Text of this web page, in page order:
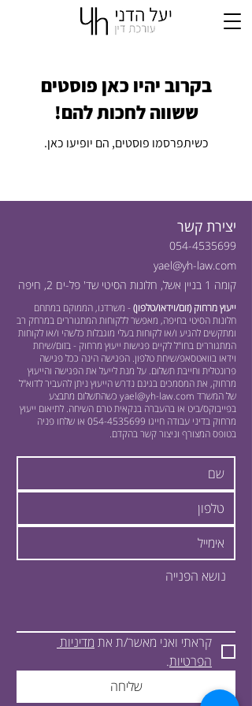
בקרוב יהיו כאן פוסטים
ששווה לחכות להם!
כשיתפרסמו פוסטים, הם יופיעו כאן.
יצירת קשר
054-4535699
yael@yh-law.com
קומה 1 בניין אשל, חלונות הסיטי שד' פל-ים 2, חיפה
ייעוץ מרחוק (זום/וידאו/טלפון)- משרדנו, הממוקם במתחם
חלונות הסיטי בחיפה, מאפשר ללקוחות המתגוררים במרחק רב
ומתקשים להגיע ו/או לקוחות בעלי מוגבלות כלשהי ו/או לקוחות
המתגוררים בחו"ל לקיים פגישות ייעוץ מרחוק - בזום/שיחת
וידאו בוואטסאפ/שיחת טלפון. הפגישה הינה ככל פגישה
פרונטלית וחייבת תשלום. על מנת לייעל את הפגישה והייעוץ
מרחוק, את המסמכים בגינם נדרש הייעוץ ניתן להעביר לדוא"ל
של המשרד yael@yh-law.com כשהתשלום מתבצע
בפייבוקס/ביט או בהעברה בנקאית טרם השיחה. לתיאום ייעוץ
מרחוק בדיני עבודה חייגו 054-4535699 או שלחו פניה
בטופס המצורף וניצור קשר בהקדם.
קראתי ואני מאשר/ת את
הפרטיות.
שליחה